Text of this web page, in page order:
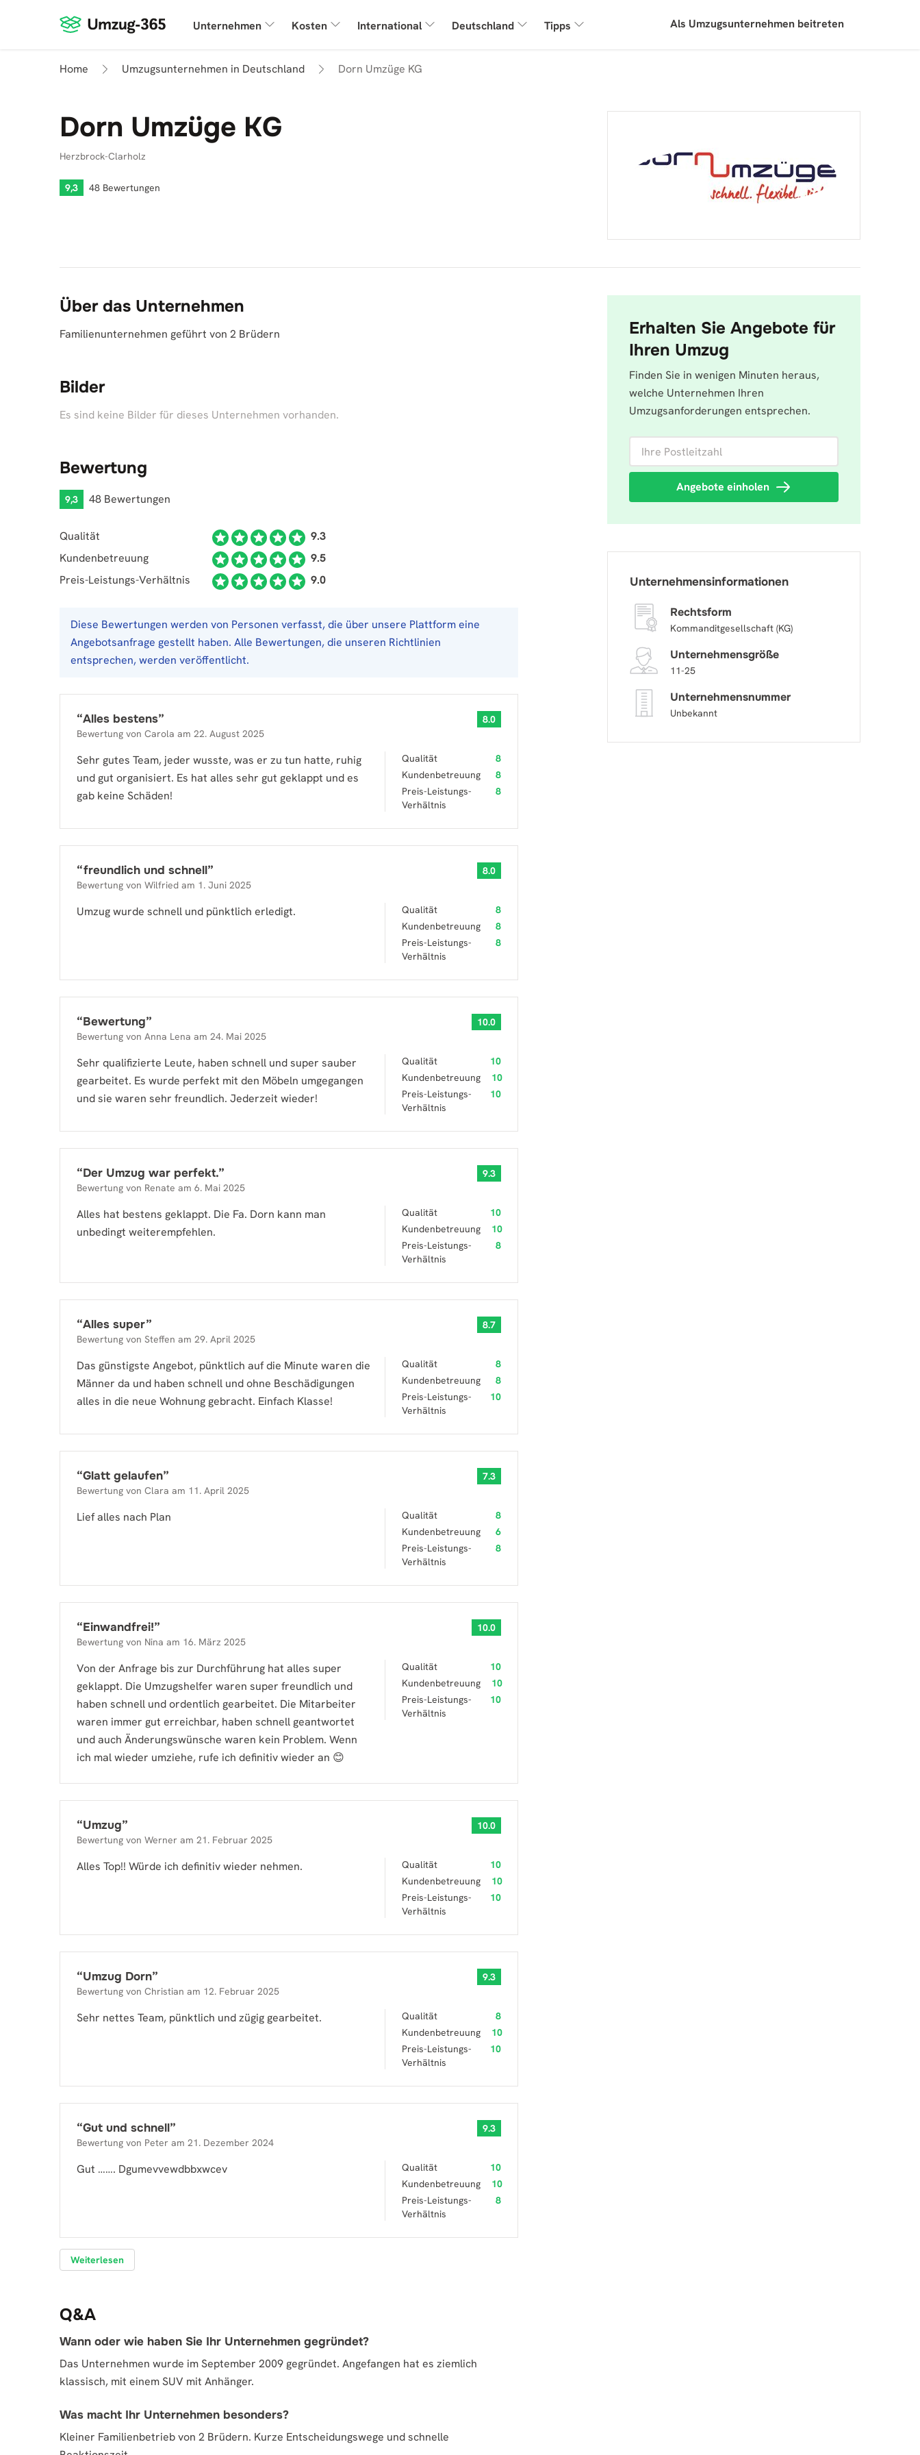
Unternehmen Kosten International Deutschland Tipps Als Umzugsunternehmen beitreten
Home Umzugsunternehmen in Deutschland Dorn Umzüge KG
Dorn Umzüge KG
Herzbrock-Clarholz
9,3 48 Bewertungen
Über das Unternehmen
Familienunternehmen geführt von 2 Brüdern
Bilder
Es sind keine Bilder für dieses Unternehmen vorhanden.
Bewertung
9,3 48 Bewertungen
Qualität
9.3
Kundenbetreuung
9.5
Preis-Leistungs-Verhältnis
9.0
Diese Bewertungen werden von Personen verfasst, die über unsere Plattform eine
Angebotsanfrage gestellt haben. Alle Bewertungen, die unseren Richtlinien
entsprechen, werden veröffentlicht.
“Alles bestens”
Bewertung von Carola am 22. August 2025
8.0
Sehr gutes Team, jeder wusste, was er zu tun hatte, ruhig
und gut organisiert. Es hat alles sehr gut geklappt und es
gab keine Schäden!
Qualität
8
Kundenbetreuung
8
Preis-Leistungs-
Verhältnis
8
“freundlich und schnell”
Bewertung von Wilfried am 1. Juni 2025
8.0
Umzug wurde schnell und pünktlich erledigt. Qualität
8
Kundenbetreuung
8
Preis-Leistungs-
Verhältnis
8
“Bewertung”
Bewertung von Anna Lena am 24. Mai 2025
10.0
Sehr qualifizierte Leute, haben schnell und super sauber
gearbeitet. Es wurde perfekt mit den Möbeln umgegangen
und sie waren sehr freundlich. Jederzeit wieder!
Qualität
10
Kundenbetreuung
10
Preis-Leistungs-
Verhältnis
10
“Der Umzug war perfekt.”
Bewertung von Renate am 6. Mai 2025
9.3
Alles hat bestens geklappt. Die Fa. Dorn kann man
unbedingt weiterempfehlen.
Qualität
10
Kundenbetreuung
10
Preis-Leistungs-
Verhältnis
8
“Alles super”
Bewertung von Steffen am 29. April 2025
8.7
Das günstigste Angebot, pünktlich auf die Minute waren die
Männer da und haben schnell und ohne Beschädigungen
alles in die neue Wohnung gebracht. Einfach Klasse!
Qualität
8
Kundenbetreuung
8
Preis-Leistungs-
Verhältnis
10
“Glatt gelaufen”
Bewertung von Clara am 11. April 2025
7.3
Lief alles nach Plan Qualität
8
Kundenbetreuung
6
Preis-Leistungs-
Verhältnis
8
“Einwandfrei!”
Bewertung von Nina am 16. März 2025
10.0
Von der Anfrage bis zur Durchführung hat alles super
geklappt. Die Umzugshelfer waren super freundlich und
haben schnell und ordentlich gearbeitet. Die Mitarbeiter
waren immer gut erreichbar, haben schnell geantwortet
und auch Änderungswünsche waren kein Problem. Wenn
ich mal wieder umziehe, rufe ich definitiv wieder an 😊
Qualität
10
Kundenbetreuung
10
Preis-Leistungs-
Verhältnis
10
“Umzug”
Bewertung von Werner am 21. Februar 2025
10.0
Alles Top!! Würde ich definitiv wieder nehmen. Qualität
10
Kundenbetreuung
10
Preis-Leistungs-
Verhältnis
10
“Umzug Dorn”
Bewertung von Christian am 12. Februar 2025
9.3
Sehr nettes Team, pünktlich und zügig gearbeitet. Qualität
8
Kundenbetreuung
10
Preis-Leistungs-
Verhältnis
10
“Gut und schnell”
Bewertung von Peter am 21. Dezember 2024
9.3
Gut ……. Dgumevvewdbbxwcev Qualität
10
Kundenbetreuung
10
Preis-Leistungs-
Verhältnis
8
Weiterlesen
Q&A
Wann oder wie haben Sie Ihr Unternehmen gegründet?
Das Unternehmen wurde im September 2009 gegründet. Angefangen hat es ziemlich
klassisch, mit einem SUV mit Anhänger.
Was macht Ihr Unternehmen besonders?
Kleiner Familienbetrieb von 2 Brüdern. Kurze Entscheidungswege und schnelle
Erhalten Sie Angebote für
Ihren Umzug
Finden Sie in wenigen Minuten heraus,
welche Unternehmen Ihren
Umzugsanforderungen entsprechen.
Angebote einholen
Unternehmensinformationen
Rechtsform
Kommanditgesellschaft (KG)
Unternehmensgröße
11-25
Unternehmensnummer
Unbekannt